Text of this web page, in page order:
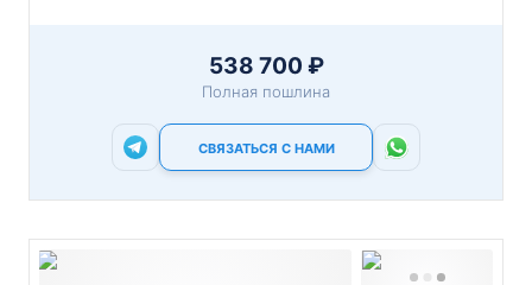
538 700 ₽
Полная пошлина
СВЯЗАТЬСЯ С НАМИ